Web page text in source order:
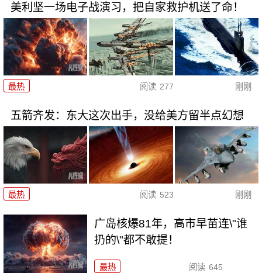
美利坚一场电子战演习，把自家救护机送了命！
最热 阅读 277 刚刚
五箭齐发：东大这次出手，没给美方留半点幻想
最热 阅读 523 刚刚
广岛核爆81年，高市早苗连\"谁
扔的\"都不敢提！
最热 阅读 645